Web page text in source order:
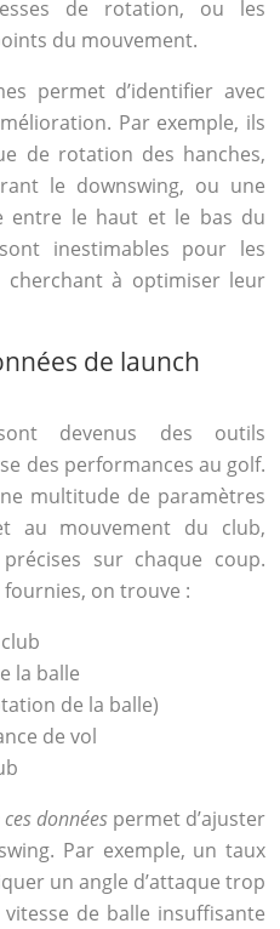
de rotation, ou les
du mouvement.
permet d’identifier avec
Par exemple, ils
de rotation des hanches,
le downswing, ou une
entre le haut et le bas du
inestimables pour les
à optimiser leur
de launch
devenus des outils
des performances au golf.
multitude de paramètres
au mouvement du club,
sur chaque coup.
on trouve :
la balle
de la balle)
de vol
données permet d’ajuster
Par exemple, un taux
un angle d’attaque trop
de balle insuffisante